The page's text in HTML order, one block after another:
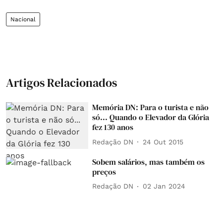
Nacional
Artigos Relacionados
Memória DN: Para o turista e não
só... Quando o Elevador da Glória
fez 130 anos
Redação DN 24 Out 2015
Sobem salários, mas também os
preços
Redação DN 02 Jan 2024